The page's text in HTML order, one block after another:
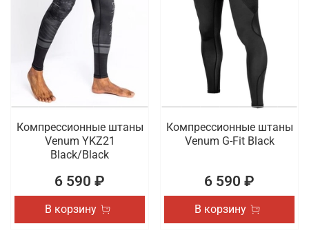
Компрессионные штаны
Venum YKZ21
Black/Black
6 590 ₽
В корзину
Компрессионные штаны
Venum G-Fit Black
6 590 ₽
В корзину